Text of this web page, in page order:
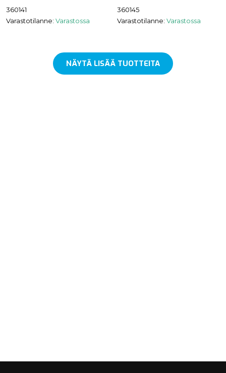
360141
Varastotilanne: Varastossa
360145
Varastotilanne: Varastossa
NÄYTÄ LISÄÄ TUOTTEITA